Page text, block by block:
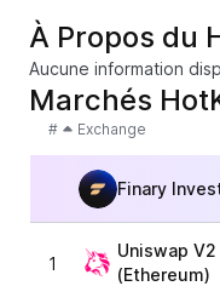
À Propos du
Aucune information
Marchés
# Exchange
Finary
1
Uniswap V2
(Ethereum)